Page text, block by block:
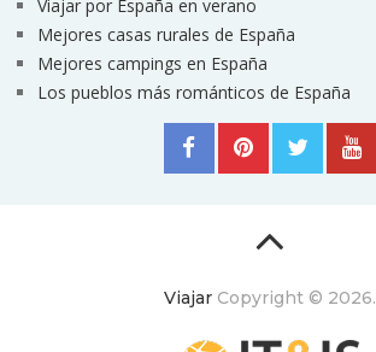
Viajar por España en verano
Mejores casas rurales de España
Mejores campings en España
Los pueblos más románticos de España
Viajar Copyright © 2026.